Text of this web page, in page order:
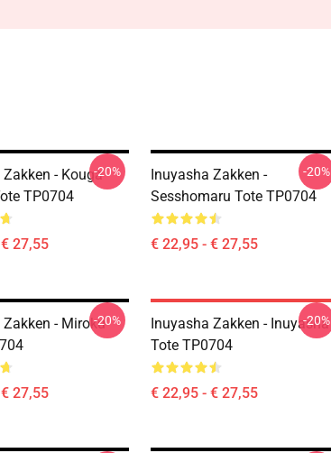
- Kouga
TP0704
27,55
-20%
Inuyasha Zakken -
Sesshomaru Tote TP0704
€ 22,95 - € 27,55
-20%
- Miroku
27,55
-20%
Inuyasha Zakken - Inuyasha
Tote TP0704
€ 22,95 - € 27,55
-20%